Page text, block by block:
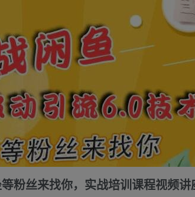
粉丝来找你，实战培训课程视频讲